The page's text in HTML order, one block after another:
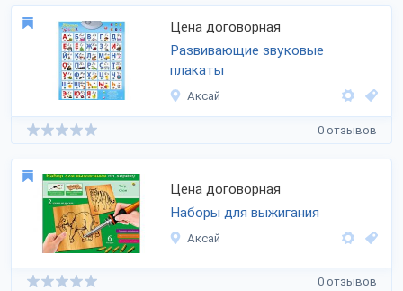
Цена договорная
Развивающие звуковые
плакаты
Аксай
0 отзывов
Цена договорная
Наборы для выжигания
Аксай
0 отзывов